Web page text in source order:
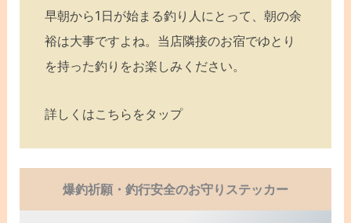
早朝から1日が始まる釣り人にとって、朝の余
裕は大事ですよね。当店隣接のお宿でゆとり
を持った釣りをお楽しみください。
詳しくはこちらをタップ
爆釣祈願・釣行安全のお守りステッカー